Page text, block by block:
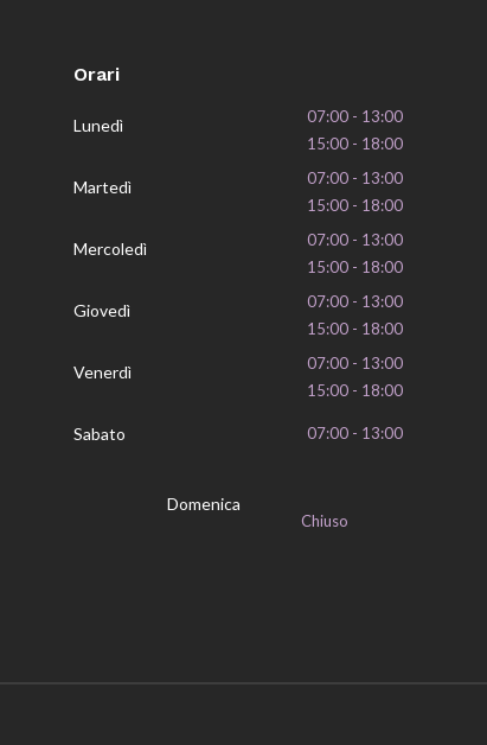
Orari
Lunedì
07:00 - 13:00
15:00 - 18:00
Martedì
07:00 - 13:00
15:00 - 18:00
Mercoledì
07:00 - 13:00
15:00 - 18:00
Giovedì
07:00 - 13:00
15:00 - 18:00
Venerdì
07:00 - 13:00
15:00 - 18:00
Sabato 07:00 - 13:00
Domenica
Chiuso